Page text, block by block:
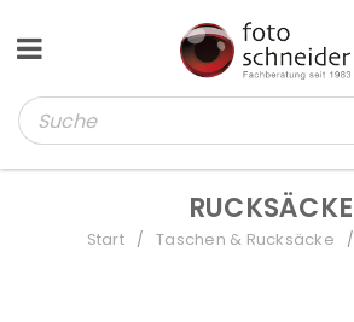
RUCKSÄCKE
Start / Taschen & Rucksäcke /